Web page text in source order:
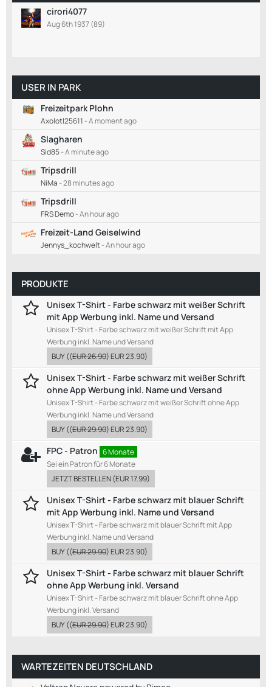
cirori4077
Aug 6th 1937 (89)
USER IN PARK
Freizeitpark Plohn
Axolotl25611 -A moment ago
Slagharen
Sid85-A minute ago
Tripsdrill
NiMa -28 minutes ago
Tripsdrill
FRS Demo-An hour ago
Freizeit-Land Geiselwind
Jennys_kochwelt-An hour ago
PRODUKTE
Unisex T-Shirt - Farbe schwarz mit weißer Schrift
mit App Werbung inkl. Name und Versand
Unisex T-Shirt - Farbe schwarz mit weißer Schrift mit App
Werbung inkl. Name und Versand
BUY((EUR 26.90)EUR 23.90)
Unisex T-Shirt - Farbe schwarz mit weißer Schrift
ohne App Werbung inkl. Name und Versand
Unisex T-Shirt - Farbe schwarz mit weißer Schrift ohne App
Werbung inkl. Name und Versand
BUY((EUR 29.90)EUR 23.90)
FPC - Patron 6 Monate
Sei ein Patron für 6 Monate
JETZT BESTELLEN(EUR 17.99)
Unisex T-Shirt - Farbe schwarz mit blauer Schrift
mit App Werbung inkl. Name und Versand
Unisex T-Shirt - Farbe schwarz mit blauer Schrift mit App
Werbung inkl. Name und Versand
BUY((EUR 29.90)EUR 23.90)
Unisex T-Shirt - Farbe schwarz mit blauer Schrift
ohne App Werbung inkl. Versand
Unisex T-Shirt - Farbe schwarz mit blauer Schrift ohne App
Werbung inkl. Versand
BUY((EUR 29.90)EUR 23.90)
WARTEZEITEN DEUTSCHLAND